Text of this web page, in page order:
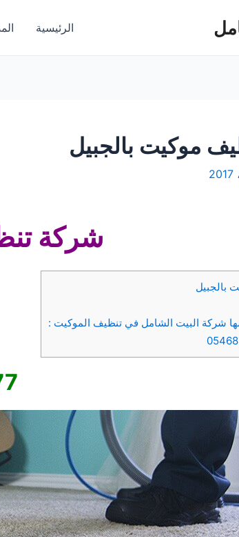
الرئيسية
موكيت بالجبيل
شركة
بالجبيل
شركة البيت الشامل في تنظيف الموكيت :